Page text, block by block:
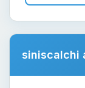
siniscalchi